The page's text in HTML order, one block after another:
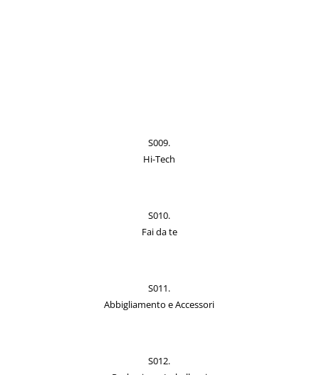
S009.
Hi-Tech
S010.
Fai da te
S011.
Abbigliamento e Accessori
S012.